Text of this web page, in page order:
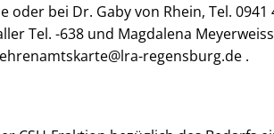
oder bei Dr. Gaby von Rhein, Tel. 0941
Tel. -638 und Magdalena
regensburg.de .